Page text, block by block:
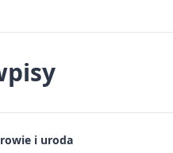
i uroda